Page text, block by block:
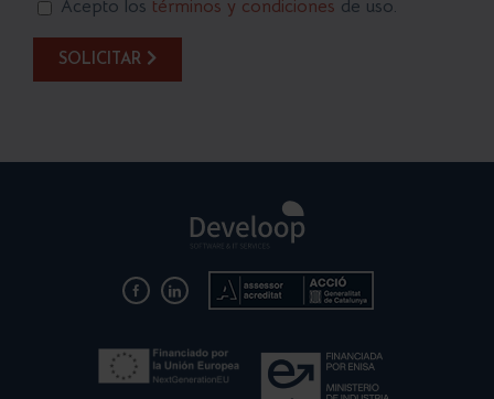
Acepto los términos y condiciones de uso.
SOLICITAR